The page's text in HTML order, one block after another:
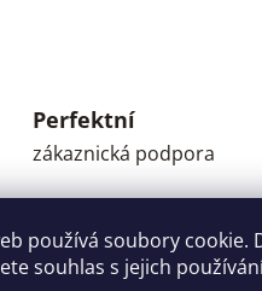
používá soubory
souhlas s jejich
Perfektní
zákaznická podpora